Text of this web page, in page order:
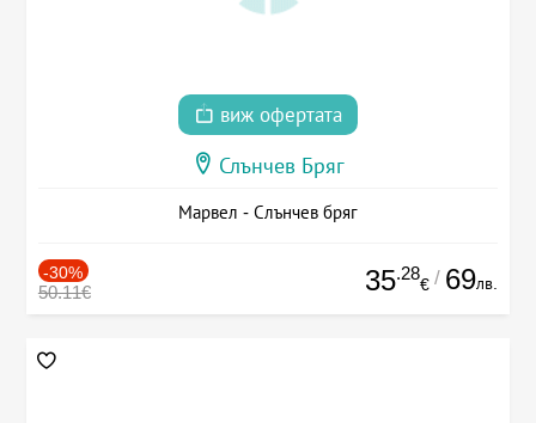
виж офертата
Слънчев Бряг
Марвел - Слънчев бряг
-30%
50.11€ 35.28
€ / 69лв.